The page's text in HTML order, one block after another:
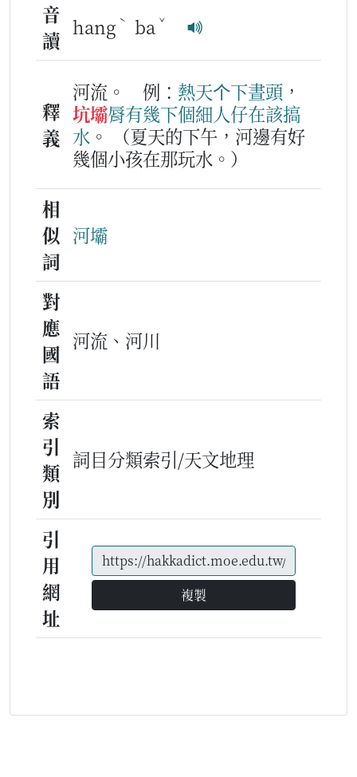
音
讀
hang ˋ ba ˇ
釋
義
河流。 例： 熱天个下晝頭 ，
坑壩脣有幾下個細人仔在該搞
水 。
（夏天的下午，河邊有好
幾個小孩在那玩水。）
相
似
詞
河壩
對
應
國
語
河流、河川
索
引
類
別
詞目分類索引/天文地理
引
用
網
址
複製